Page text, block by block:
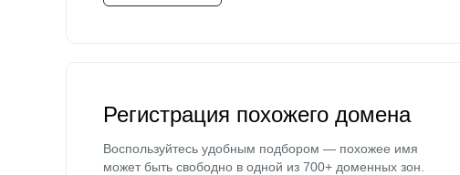
Регистрация похожего домена
Воспользуйтесь удобным подбором — похожее имя
может быть свободно в одной из 700+ доменных зон.